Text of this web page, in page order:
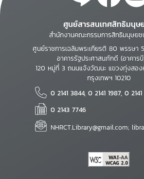
ศูนย์สารสนเทศสิทธิมนุษ
สำนักงานคณะกรรมการสิทธิมนุษย
ศูนย์ราชการเฉลิมพระเกียรติ 80 พรรษา
อาคารรัฐประศาสนภักดี (อาคาร
120 หมู่ที่ 3 ถนนแจ้งวัฒนะ แขวงทุ่งสอ
กรุงเทพฯ 10210
0 2141 3844, 0 2141 1987, 0
0 2143 7746
NHRCT.Library@gmail.com;